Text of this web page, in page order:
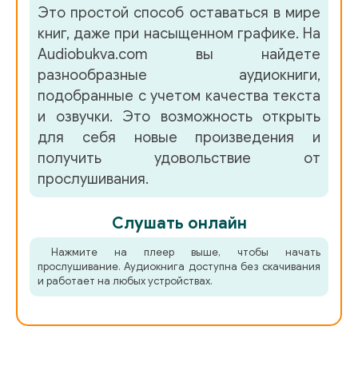
Это простой способ оставаться в мире
книг, даже при насыщенном графике. На
Audiobukva.com вы найдете
разнообразные аудиокниги,
подобранные с учетом качества текста
и озвучки. Это возможность открыть
для себя новые произведения и
получить удовольствие от
прослушивания.
Слушать онлайн
Нажмите на плеер выше, чтобы начать
прослушивание. Аудиокнига доступна без скачивания
и работает на любых устройствах.